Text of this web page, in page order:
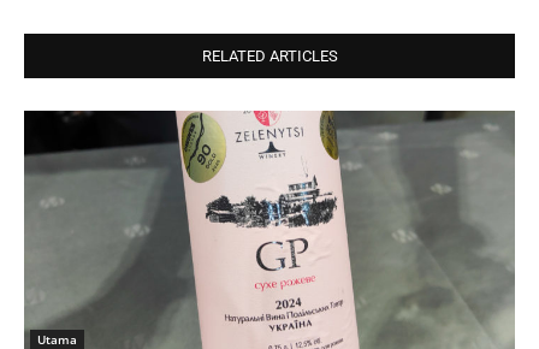
RELATED ARTICLES
Utama